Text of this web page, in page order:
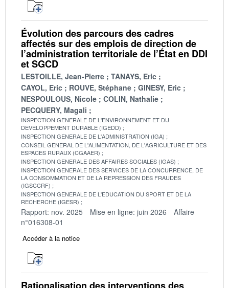
Évolution des parcours des cadres
affectés sur des emplois de direction de
l’administration territoriale de l’État en DDI
et SGCD
LESTOILLE, Jean-Pierre
TANAYS, Eric
CAYOL, Eric
ROUVE, Stéphane
GINESY, Eric
NESPOULOUS, Nicole
COLIN, Nathalie
PECQUERY, Magali
INSPECTION GENERALE DE L'ENVIRONNEMENT ET DU
DEVELOPPEMENT DURABLE (IGEDD)
INSPECTION GENERALE DE L'ADMINISTRATION (IGA)
CONSEIL GENERAL DE L'ALIMENTATION, DE L'AGRICULTURE ET DES
ESPACES RURAUX (CGAAER)
INSPECTION GENERALE DES AFFAIRES SOCIALES (IGAS)
INSPECTION GENERALE DES SERVICES DE LA CONCURRENCE, DE
LA CONSOMMATION ET DE LA REPRESSION DES FRAUDES
(IGSCCRF)
INSPECTION GENERALE DE L'EDUCATION DU SPORT ET DE LA
RECHERCHE (IGESR)
Rapport: nov. 2025 Mise en ligne: juin 2026
Affaire
n°016308-01
Accéder à la notice